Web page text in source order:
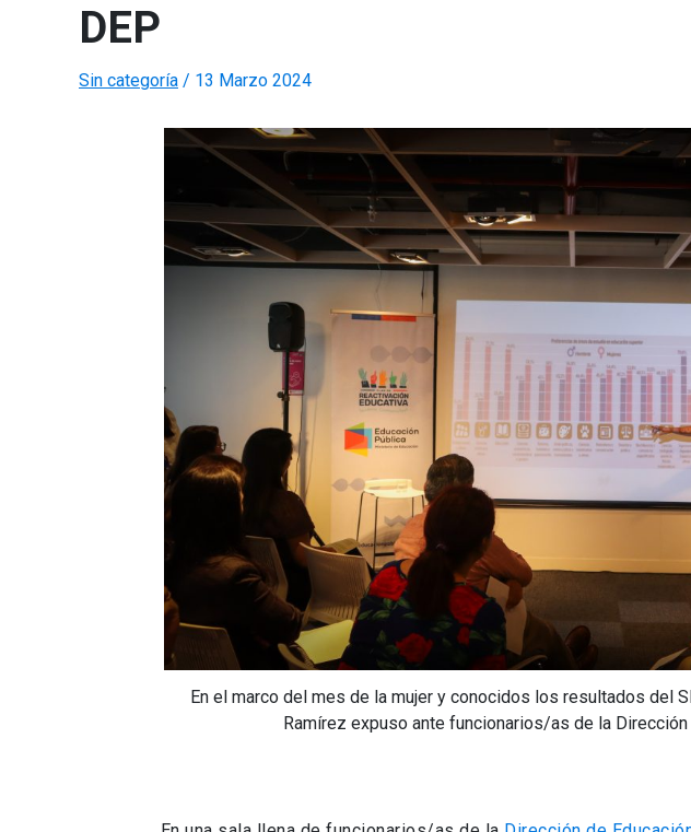
DEP
Sin categoría / 13 Marzo 2024
En el marco del mes de la mujer y conocidos los resultados del
Ramírez expuso ante funcionarios/as de la Dirección